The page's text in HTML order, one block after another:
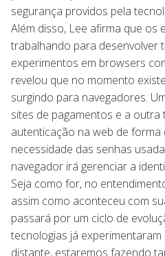
segurança providos pela
Além disso, Lee afirma que os
trabalhando para desenvolver
experimentos em browsers
revelou que no momento
surgindo para navegadores.
sites de pagamentos e a
autenticação na web de forma
necessidade das senhas
navegador irá gerenciar a
Seja como for, no
assim como aconteceu com
passará por um ciclo de
tecnologias já
distante, estaremos fazendo